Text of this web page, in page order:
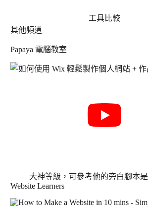
工具比較
其他頻道
Papaya 電腦教室
大神等級，可參考他的旁白腳本
Website Learners